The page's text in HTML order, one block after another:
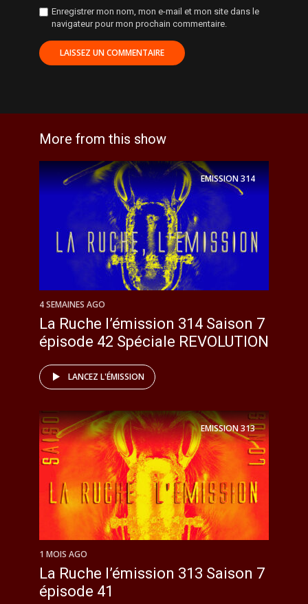
Enregistrer mon nom, mon e-mail et mon site dans le
navigateur pour mon prochain commentaire.
More from this show
EMISSION314
4 SEMAINES AGO
La Ruche l’émission 314 Saison 7
épisode 42 Spéciale REVOLUTION
LANCEZ L'ÉMISSION
EMISSION313
1 MOIS AGO
La Ruche l’émission 313 Saison 7
épisode 41